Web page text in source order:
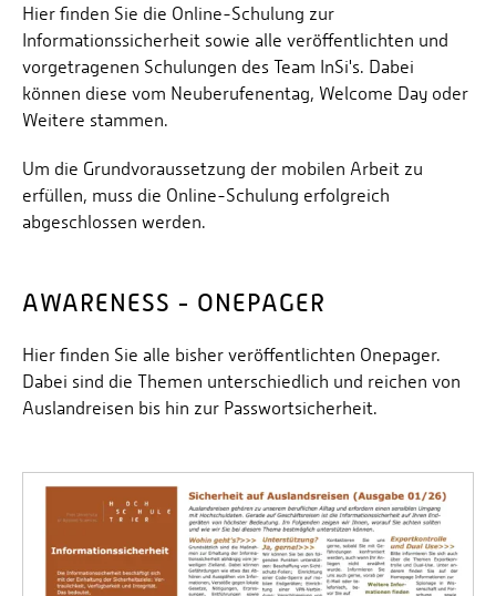
Personalvertretungen
Schwerbehindertenvertretungen
Informationssicherheit
Personalentwicklung
Personensuche
AWARENESS UND SCHULUNGEN
Hier finden Sie die Online-Schulung zur
Informationssicherheit sowie alle veröffentlichten und
vorgetragenen Schulungen des Team InSi's. Dabei
können diese vom Neuberufenentag, Welcome Day oder
Weitere stammen.
Um die Grundvoraussetzung der mobilen Arbeit zu
erfüllen, muss die Online-Schulung erfolgreich
abgeschlossen werden.
AWARENESS - ONEPAGER
Hier finden Sie alle bisher veröffentlichten Onepager.
Dabei sind die Themen unterschiedlich und reichen von
Auslandreisen bis hin zur Passwortsicherheit.